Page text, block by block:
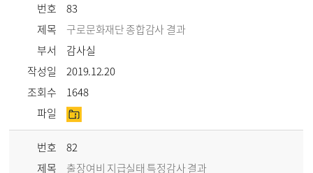
번호
83
제목
구로문화재단 종합감사 결과
부서
감사실
작성일
2019.12.20
조회수
1648
파일
번호
82
제목
출장여비 지급실태 특정감사 결과